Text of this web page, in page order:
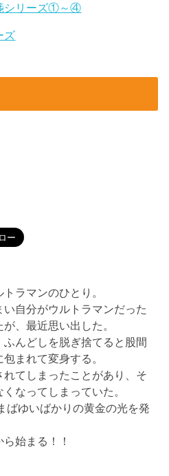
シリーズ①～④
ズ
ラマンのひとり。
自分がウルトラマンだった
、最近思い出した。
んどしを脱ぎ捨てると股間
まれて変身する。
てしまったことがあり、そ
なってしまっていた。
ばゆいばかりの黄金の光を発
始まる！！